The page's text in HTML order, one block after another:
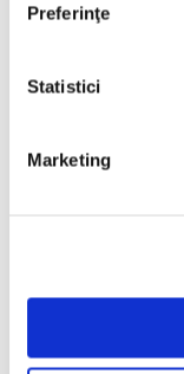
Preferinţe
Statistici
Marketing
3 Iunie 2026